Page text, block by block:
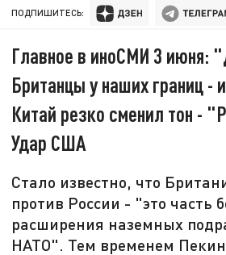
ПОДПИШИТЕСЬ:
Главное в иноСМИ 3 июня:
Британцы у наших границ -
Китай резко сменил тон -
Удар США
Стало известно, что
против России - "это часть
расширения наземных
НАТО". Тем временем Пекин